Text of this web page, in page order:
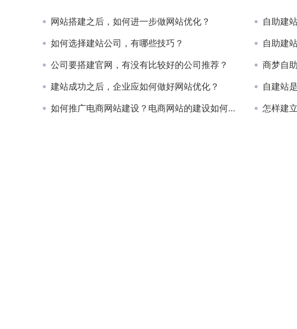
网站搭建之后，如何进一步做网站优化？ 自助建
如何选择建站公司，有哪些技巧？ 自助建
公司要搭建官网，有没有比较好的公司推荐？ 商梦自
建站成功之后，企业应如何做好网站优化？ 自建站
如何推广电商网站建设？电商网站的建设如何去推广？ 怎样建立